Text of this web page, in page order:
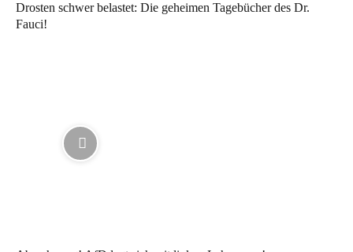
Drosten schwer belastet: Die geheimen Tagebücher des Dr.
Fauci!